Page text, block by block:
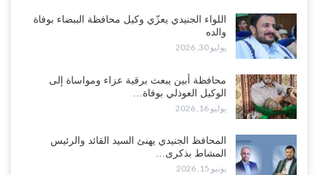
في أحياء المكلا بالتزامن مع العصيان المدني..!
أغسطس 6, 2026
للسعودية بشأن النفط..!
أغسطس 6, 2026
“تقرير“| عرب جورنال: استقالة مدير مكتب العليمي.. هل دخلت سلطة
الرئاسي مرحلة التفكك المؤسسي..!
أغسطس 5, 2026
اللواء الجنيدي يعزّي وكيل محافظة الببضاء بوفاة
والده
يوليو 30, 2026
محافظة أبين يبعث برقية عزاء ومواساة إلى
الوكيل العوذلي بوفاة…
يوليو 16, 2026
المحافظ الجنيدي يهنئ السيد القائد والرئيس
المشاط بذكرى…
يونيو 15, 2026